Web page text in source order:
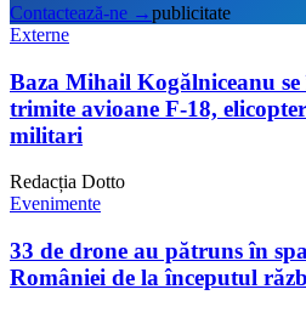
Contactează-ne →publicitate
Externe
Baza Mihail Kogălniceanu
trimite avioane F-18,
militari
Redacția Dotto
Evenimente
33 de drone au pătruns în
României de la începutul